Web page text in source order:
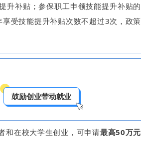
升补贴；参保职工申领技能提升补贴的
受技能提升补贴次数不超过3次，政策
鼓励创业带动就业
在校大学生创业，可申请最高50万元